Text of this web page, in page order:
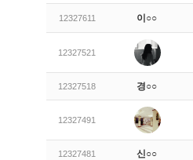
12327611 이○○
12327521
12327518 경○○
12327491
12327481 신○○